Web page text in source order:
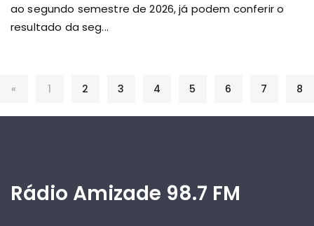
ao segundo semestre de 2026, já podem conferir o
resultado da seg...
« 1 2 3 4 5 6 7 8
Rádio Amizade 98.7 FM